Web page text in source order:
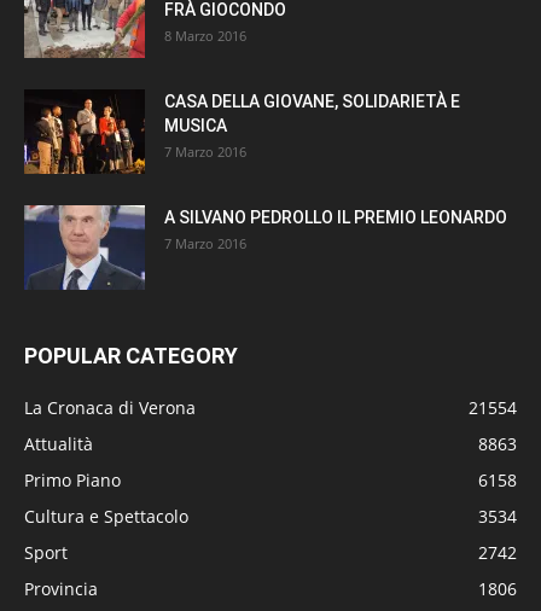
FRÀ GIOCONDO
8 Marzo 2016
CASA DELLA GIOVANE, SOLIDARIETÀ E
MUSICA
7 Marzo 2016
A SILVANO PEDROLLO IL PREMIO LEONARDO
7 Marzo 2016
POPULAR CATEGORY
La Cronaca di Verona
21554
Attualità
8863
Primo Piano
6158
Cultura e Spettacolo
3534
Sport
2742
Provincia
1806